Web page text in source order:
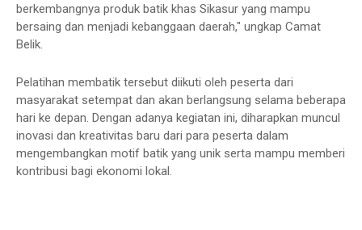
berkembangnya produk batik khas Sikasur yang mampu
bersaing dan menjadi kebanggaan daerah," ungkap Camat
Belik.
Pelatihan membatik tersebut diikuti oleh peserta dari
masyarakat setempat dan akan berlangsung selama beberapa
hari ke depan. Dengan adanya kegiatan ini, diharapkan muncul
inovasi dan kreativitas baru dari para peserta dalam
mengembangkan motif batik yang unik serta mampu memberi
kontribusi bagi ekonomi lokal.